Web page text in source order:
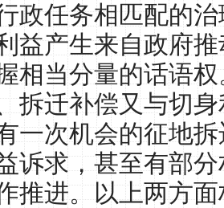
政任务相匹配的
益产生来自政府
相当分量的话语
拆迁补偿又与切
一次机会的征地
诉求，甚至有部
推进。以上两方